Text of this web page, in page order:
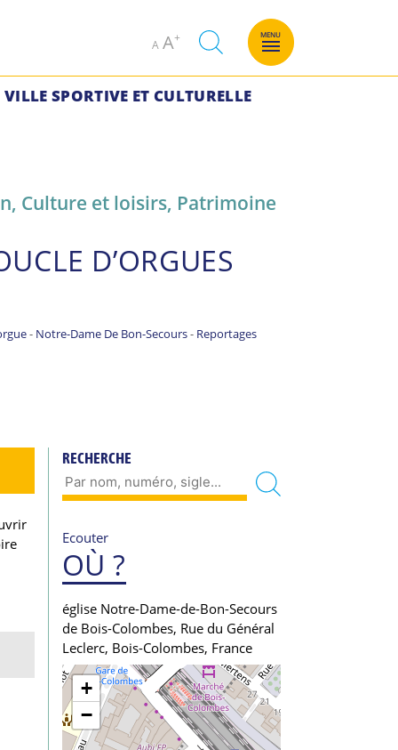
A
Decrease
font
AIncrease
size.
MENU
VILLE SPORTIVE ET CULTURELLE
, Culture et loisirs, Patrimoine
D’ORGUES
- Notre-Dame De Bon-Secours- Reportages
RECHERCHE
Ecouter
OÙ ?
église Notre-Dame-de-Bon-Secours
de Bois-Colombes, Rue du Général
Leclerc, Bois-Colombes, France
+
−